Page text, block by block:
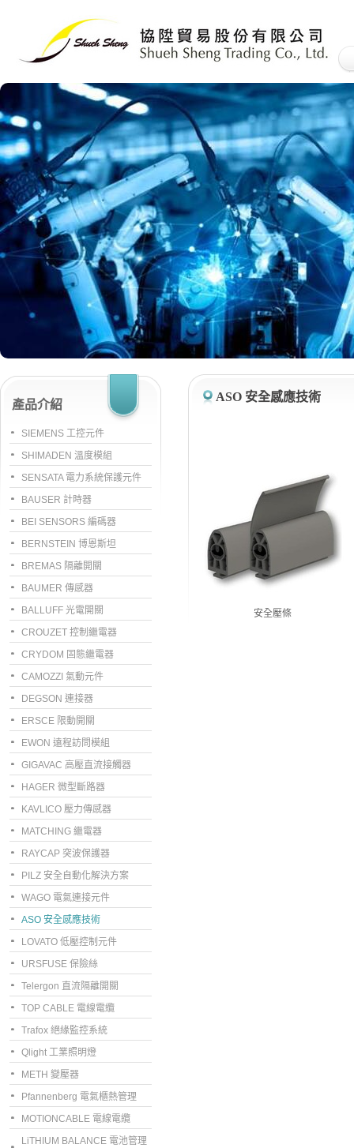
產品介紹
SIEMENS 工控元件
SHIMADEN 溫度模組
SENSATA 電力系統保護元件
BAUSER 計時器
BEI SENSORS 編碼器
BERNSTEIN 博恩斯坦
BREMAS 隔離開關
BAUMER 傳感器
BALLUFF 光電開關
CROUZET 控制繼電器
CRYDOM 固態繼電器
CAMOZZI 氣動元件
DEGSON 連接器
ERSCE 限動開關
EWON 遠程訪問模組
GIGAVAC 高壓直流接觸器
HAGER 微型斷路器
KAVLICO 壓力傳感器
MATCHING 繼電器
RAYCAP 突波保護器
PILZ 安全自動化解決方案
WAGO 電氣連接元件
ASO 安全感應技術
LOVATO 低壓控制元件
URSFUSE 保險絲
Telergon 直流隔離開關
TOP CABLE 電線電纜
Trafox 絕緣監控系統
Qlight 工業照明燈
METH 變壓器
Pfannenberg 電氣櫃熱管理
MOTIONCABLE 電線電纜
LiTHIUM BALANCE 電池管理
ASO 安全感應技術
安全壓條